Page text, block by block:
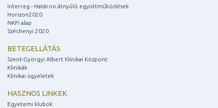
Interreg - Határon átnyúló együttműködések
Horizon2020
NKFI alap
Széchenyi 2020
BETEGELLÁTÁS
Szent-Györgyi Albert Klinikai Központ
Klinikák
Klinikai ügyeletek
HASZNOS LINKEK
Egyetemi klubok